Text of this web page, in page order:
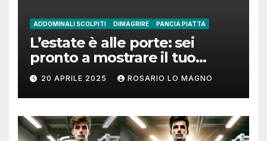
ADDOMINALI SCOLPITI DIMAGRIRE PANCIA PIATTA
L’estate è alle porte: sei
pronto a mostrare il tuo
addome piatto?
20 APRILE 2025 ROSARIO LO MAGNO